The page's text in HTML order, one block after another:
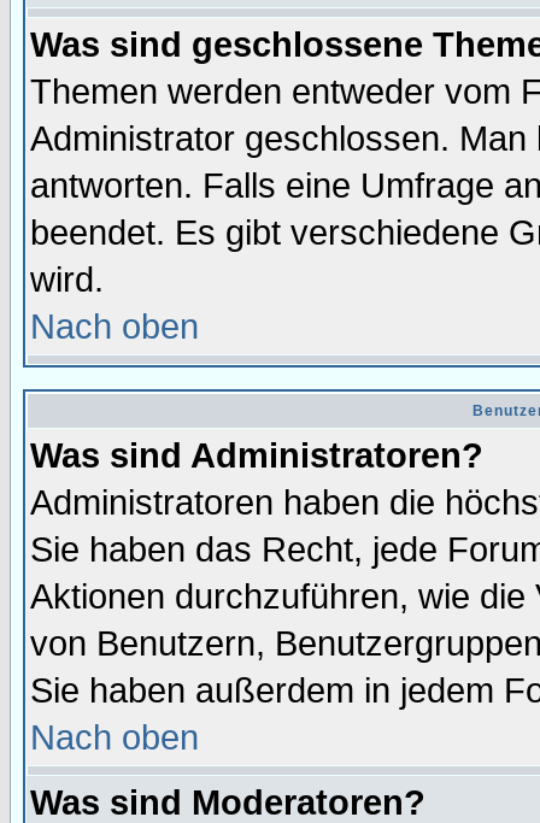
Was sind geschlossene
Themen werden entweder vom
Administrator geschlossen.
antworten. Falls eine Umfrage
beendet. Es gibt verschiedene
wird.
Nach oben
Was sind Administratoren?
Administratoren haben die
Sie haben das Recht, jede
Aktionen durchzuführen, wie
von Benutzern,
Sie haben außerdem in jedem
Nach oben
Was sind Moderatoren?